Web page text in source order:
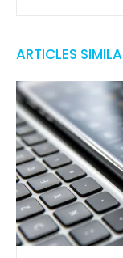
ARTICLES